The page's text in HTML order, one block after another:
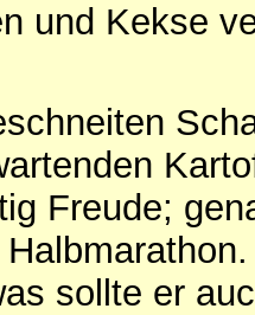
und Kekse
Freude;
sollte er